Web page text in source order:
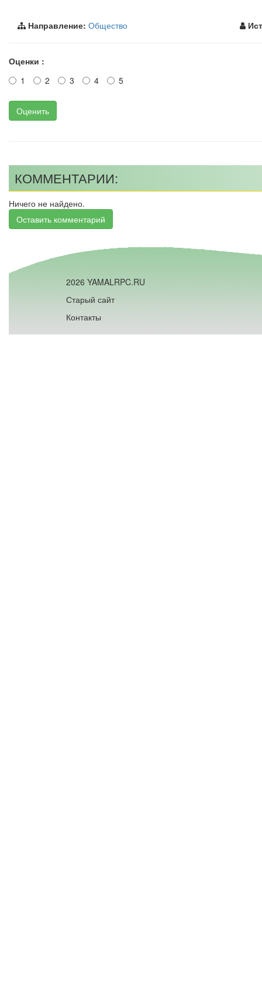
Направление: Общество
Оценки :
1
2 3 4 5
Оценить
КОММЕНТАРИИ:
Ничего не найдено.
Оставить комментарий
2026 YAMALRPC.RU
Старый сайт
Контакты